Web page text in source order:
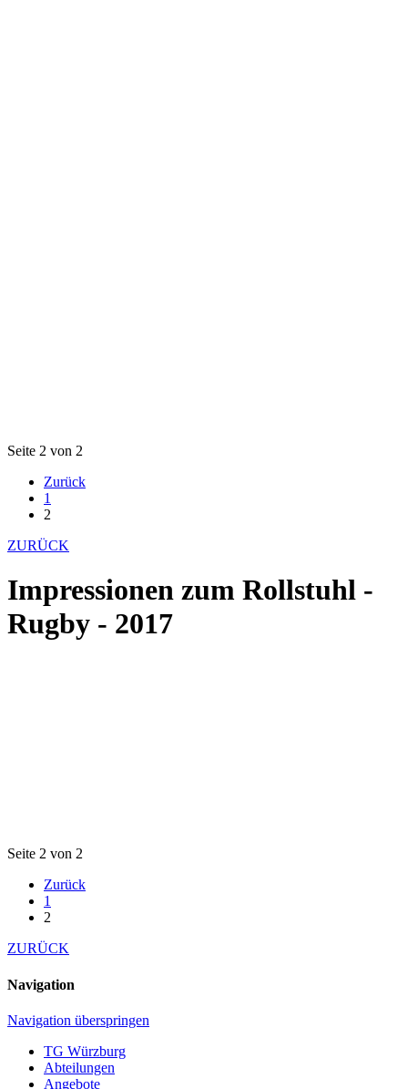
Seite 2 von 2
Zurück
1
2
ZURÜCK
Impressionen zum Rollstuhl -
Rugby - 2017
Seite 2 von 2
Zurück
1
2
ZURÜCK
Navigation
Navigation überspringen
TG Würzburg
Abteilungen
Angebote